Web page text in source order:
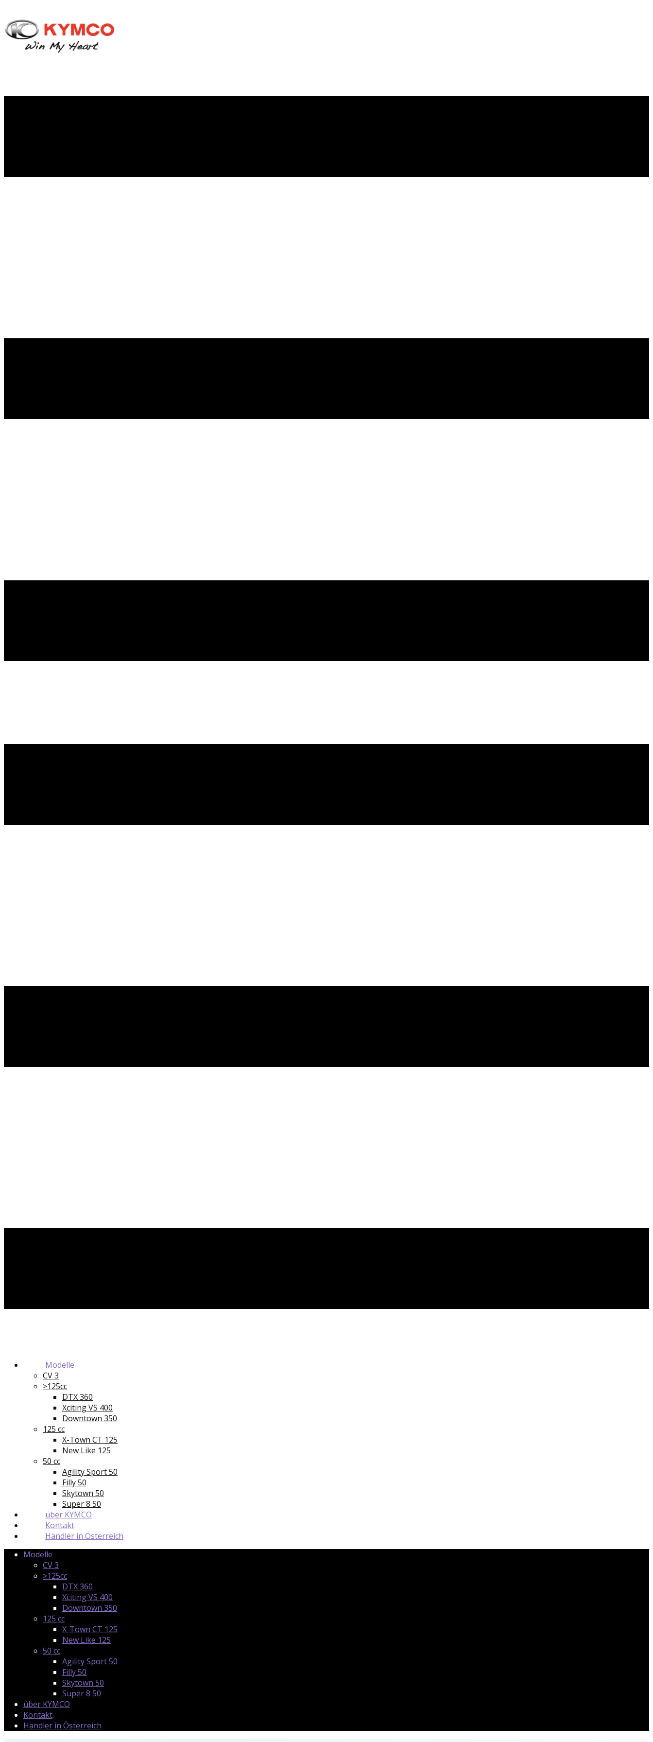
Modelle
CV 3
>125cc
DTX 360
Xciting VS 400
Downtown 350
125 cc
X-Town CT 125
New Like 125
50 cc
Agility Sport 50
Filly 50
Skytown 50
Super 8 50
über KYMCO
Kontakt
Händler in Österreich
Modelle
CV 3
>125cc
DTX 360
Xciting VS 400
Downtown 350
125 cc
X-Town CT 125
New Like 125
50 cc
Agility Sport 50
Filly 50
Skytown 50
Super 8 50
über KYMCO
Kontakt
Händler in Österreich